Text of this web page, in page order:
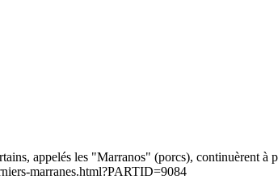
appelés les "Marranos" (porcs), continuèrent à
marranes.html?PARTID=9084